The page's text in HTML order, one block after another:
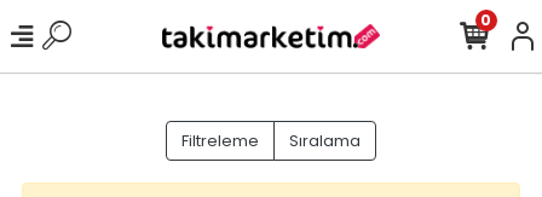
0
Filtreleme Sıralama